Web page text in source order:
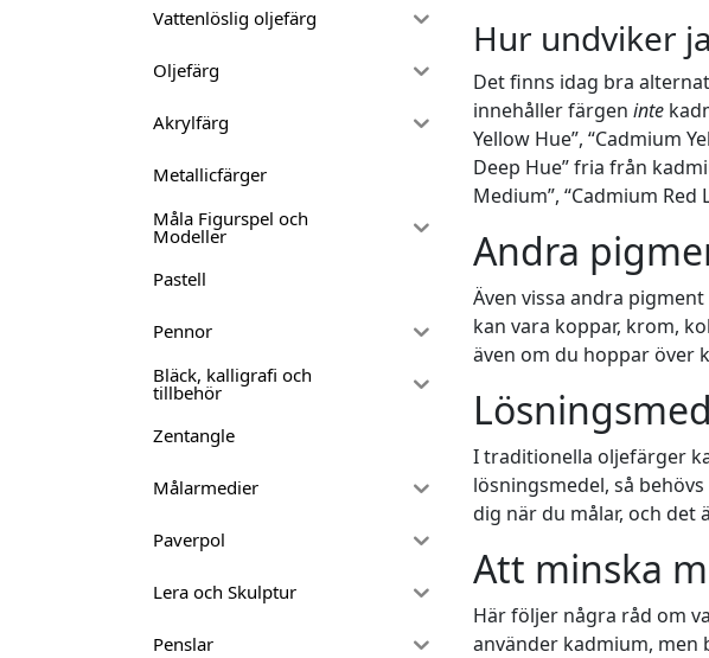
Vattenlöslig oljefärg
Oljefärg
Akrylfärg
Metallicfärger
Måla Figurspel och
Modeller
Pastell
Pennor
Bläck, kalligrafi och
tillbehör
Zentangle
Målarmedier
Paverpol
Lera och Skulptur
Penslar
Hur undviker
Det finns idag bra
innehåller färgen inte
Yellow Hue”, “Cadmium
Deep Hue” fria från
Medium”, “Cadmium
Andra
Även vissa andra
kan vara koppar, krom,
även om du hoppar över
I traditionella oljefärger
lösningsmedel, så
dig när du målar, och det
Att minska
Här följer några råd om
använder kadmium, men